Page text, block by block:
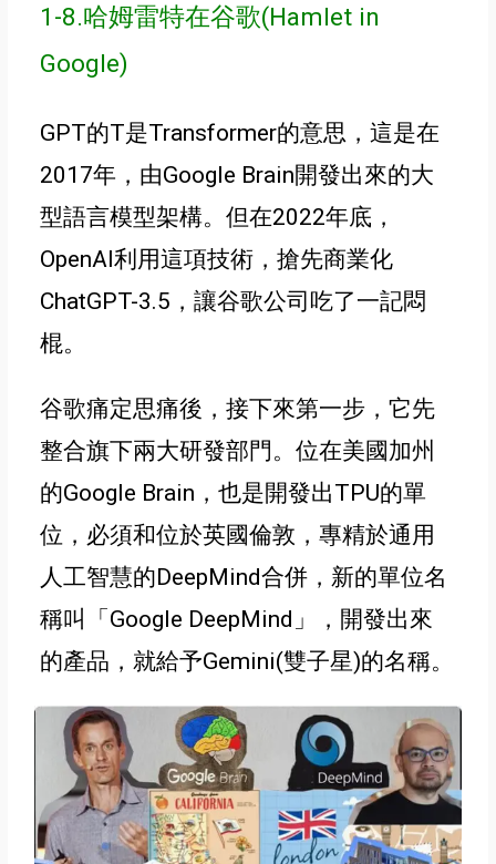
1-8.哈姆雷特在谷歌(Hamlet in
Google)
GPT的T是Transformer的意思 ，這是在
2017年，由Google Brain開發出來的大
型語言模型架構。但在2022年底，
OpenAI利用這項技術，搶先商業化
ChatGPT-3.5，讓谷歌公司吃了一記悶
棍。
谷歌痛定思痛後，接下來第一步，它先
整合旗下兩大研發部門。位在美國加州
的Google Brain，也是開發出TPU的單
位，必須和位於英國倫敦，專精於通用
人工智慧的DeepMind合併，新的單位名
稱叫
「Google DeepMind」，開發出來
的產品，就給予Gemini(雙子星)的名稱。